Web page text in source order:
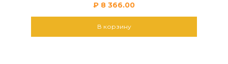
₽ 8 366.00
В корзину